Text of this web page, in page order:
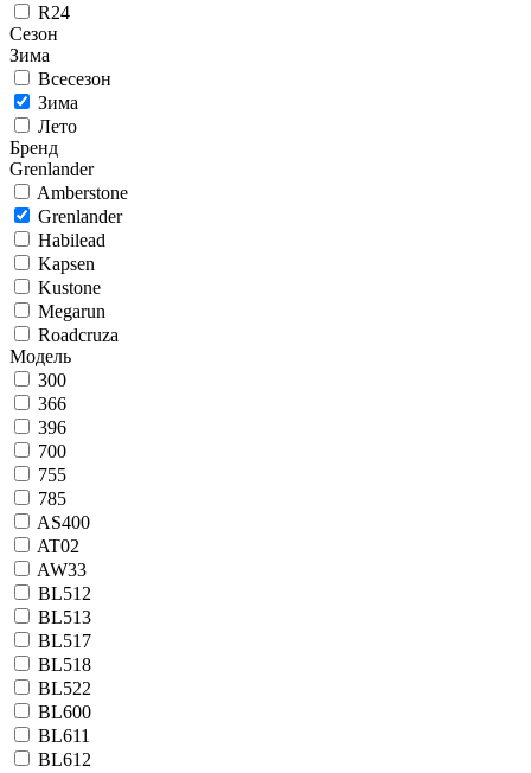
R24
Сезон
Зима
Всесезон
Зима
Лето
Бренд
Grenlander
Amberstone
Grenlander
Habilead
Kapsen
Kustone
Megarun
Roadcruza
Модель
300
366
396
700
755
785
AS400
AT02
AW33
BL512
BL513
BL517
BL518
BL522
BL600
BL611
BL612